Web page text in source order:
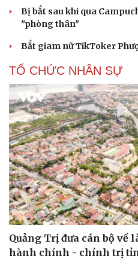
Bị bắt sau khi qua
"phòng thân"
Bắt giam nữ TikToker
TỔ CHỨC NHÂN SỰ
Quảng Trị đưa cán bộ về
hành chính - chính trị